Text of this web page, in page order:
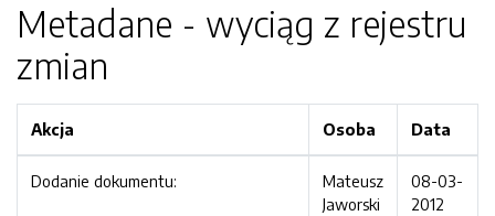
Metadane - wyciąg z rejestru
zmian
Akcja Osoba Data
Dodanie dokumentu:
Mateusz
Jaworski
08-03-
2012